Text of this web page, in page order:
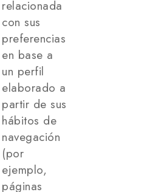
relacionada
con sus
preferencias
en base a
un perfil
elaborado a
partir de sus
hábitos de
navegación
(por
ejemplo,
páginas